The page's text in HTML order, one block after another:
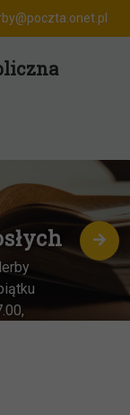
Oddział
w
ul. Katowicka